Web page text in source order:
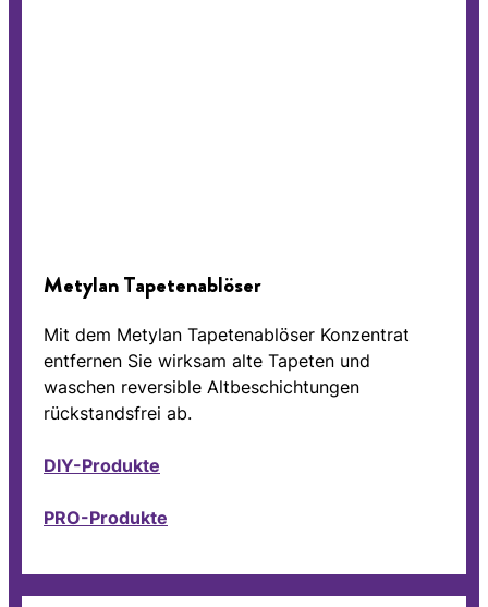
Metylan Tapetenablöser
Mit dem Metylan Tapetenablöser Konzentrat
entfernen Sie wirksam alte Tapeten und
waschen reversible Altbeschichtungen
rückstandsfrei ab.
DIY-Produkte
PRO-Produkte